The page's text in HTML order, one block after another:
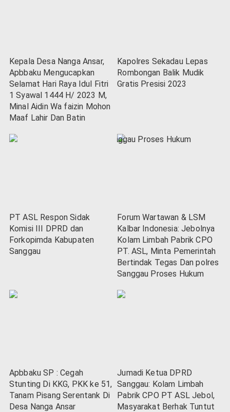
Kepala Desa Nanga Ansar,
Apbbaku Mengucapkan
Selamat Hari Raya Idul Fitri
1 Syawal 1444 H/ 2023 M,
Minal Aidin Wa faizin Mohon
Maaf Lahir Dan Batin
Kapolres Sekadau Lepas
Rombongan Balik Mudik
Gratis Presisi 2023
PT ASL Respon Sidak
Komisi III DPRD dan
Forkopimda Kabupaten
Sanggau
Forum Wartawan & LSM
Kalbar Indonesia: Jebolnya
Kolam Limbah Pabrik CPO
PT. ASL, Minta Pemerintah
Bertindak Tegas Dan polres
Sanggau Proses Hukum
Apbbaku SP : Cegah
Stunting Di KKG, PKK ke 51,
Tanam Pisang Serentank Di
Desa Nanga Ansar
Jumadi Ketua DPRD
Sanggau: Kolam Limbah
Pabrik CPO PT ASL Jebol,
Masyarakat Berhak Tuntut